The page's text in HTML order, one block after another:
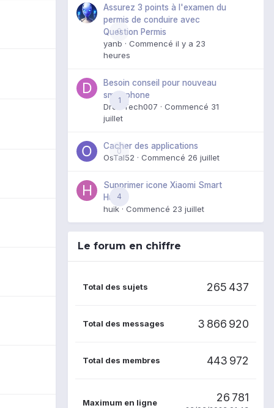
0
Assurez 3 points à l'examen du
permis de conduire avec
Question Permis
yanb · Commencé il y a 23
heures
1
Besoin conseil pour nouveau
smartphone
DroidTech007 · Commencé 31
juillet
0
Cacher des applications
OsTal52 · Commencé 26 juillet
4
Supprimer icone Xiaomi Smart
Hub
huik · Commencé 23 juillet
Le forum en chiffre
Total des sujets 265 437
Total des messages 3 866 920
Total des membres 443 972
Maximum en ligne 26 781